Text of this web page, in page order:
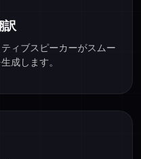
訳
ィブスピーカーがスムー
成します。